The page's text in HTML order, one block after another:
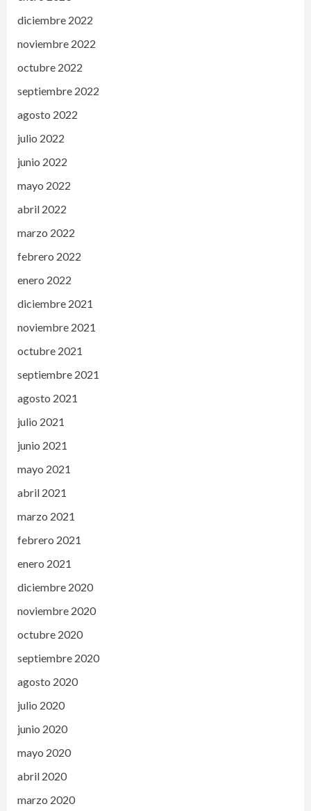
diciembre 2022
noviembre 2022
octubre 2022
septiembre 2022
agosto 2022
julio 2022
junio 2022
mayo 2022
abril 2022
marzo 2022
febrero 2022
enero 2022
diciembre 2021
noviembre 2021
octubre 2021
septiembre 2021
agosto 2021
julio 2021
junio 2021
mayo 2021
abril 2021
marzo 2021
febrero 2021
enero 2021
diciembre 2020
noviembre 2020
octubre 2020
septiembre 2020
agosto 2020
julio 2020
junio 2020
mayo 2020
abril 2020
marzo 2020